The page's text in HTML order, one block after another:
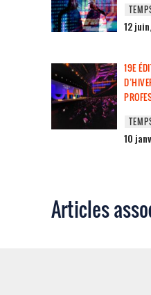
12
19E
10
Articles